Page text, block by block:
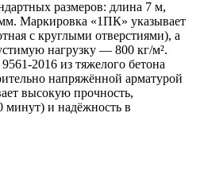
размеров: длина 7 м,
Маркировка «1ПК» указывает
с круглыми отверстиями), а
нагрузку — 800 кг/м².
2016 из тяжелого бетона
напряжённой арматурой
высокую прочность,
минут) и надёжность в